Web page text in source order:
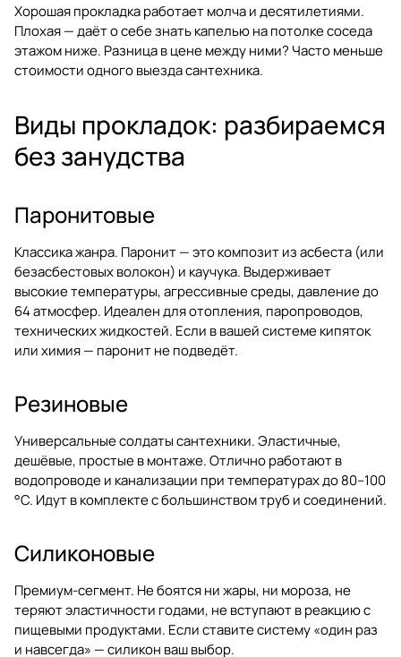
Хорошая прокладка работает молча и десятилетиями.
Плохая — даёт о себе знать капелью на потолке соседа
этажом ниже. Разница в цене между ними? Часто меньше
стоимости одного выезда сантехника.
Виды прокладок: разбираемся
без занудства
Паронитовые
Классика жанра. Паронит — это композит из асбеста (или
безасбестовых волокон) и каучука. Выдерживает
высокие температуры, агрессивные среды, давление до
64 атмосфер. Идеален для отопления, паропроводов,
технических жидкостей. Если в вашей системе кипяток
или химия — паронит не подведёт.
Резиновые
Универсальные солдаты сантехники. Эластичные,
дешёвые, простые в монтаже. Отлично работают в
водопроводе и канализации при температурах до 80–100
°C. Идут в комплекте с большинствомтруб и соединений.
Силиконовые
Премиум-сегмент. Не боятся ни жары, ни мороза, не
теряют эластичности годами, не вступают в реакцию с
пищевыми продуктами. Если ставите систему «один раз
и навсегда» — силикон ваш выбор.